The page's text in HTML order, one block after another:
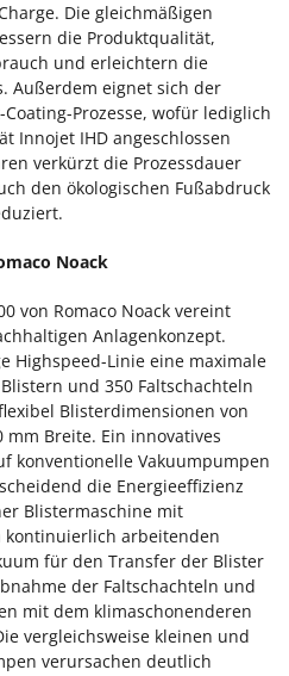
Die gleichmäßigen
die Produktqualität,
und erleichtern die
Außerdem eignet sich der
Prozesse, wofür lediglich
Innojet IHD angeschlossen
verkürzt die Prozessdauer
den ökologischen Fußabdruck
Noack
von Romaco Noack vereint
Anlagenkonzept.
Highspeed-Linie eine maximale
und 350 Faltschachteln
Blisterdimensionen von
mm Breite. Ein innovatives
konventionelle Vakuumpumpen
die Energieeffizienz
Blistermaschine mit
kontinuierlich arbeitenden
für den Transfer der Blister
der Faltschachteln und
mit dem klimaschonenderen
vergleichsweise kleinen und
verursachen deutlich